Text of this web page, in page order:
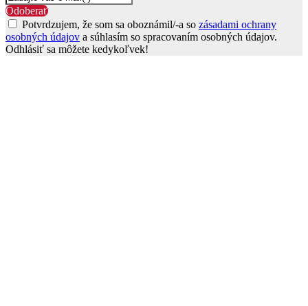
Odoberať
Potvrdzujem, že som sa oboznámil/-a so zásadami ochrany
osobných údajov a súhlasím so spracovaním osobných údajov.
Odhlásiť sa môžete kedykoľvek!